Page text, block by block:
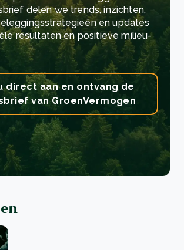
delen we trends, inzichten,
en updates
resultaten en positieve milieu-
direct aan en ontvang de
van GroenVermogen